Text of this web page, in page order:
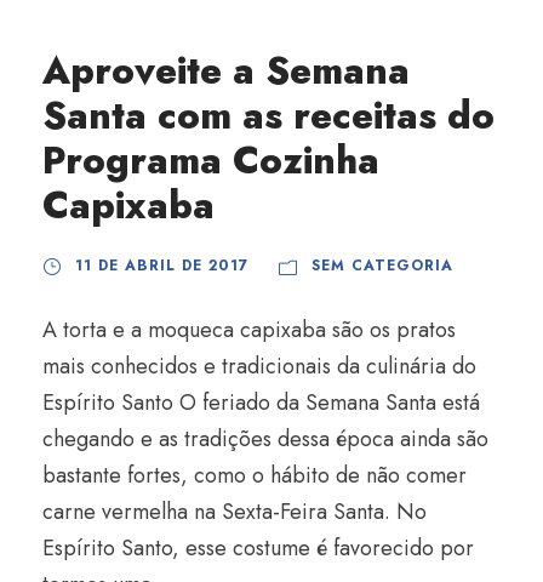
Aproveite a Semana
Santa com as receitas do
Programa Cozinha
Capixaba
11 DE ABRIL DE 2017 SEM CATEGORIA
A torta e a moqueca capixaba são os pratos
mais conhecidos e tradicionais da culinária do
Espírito Santo O feriado da Semana Santa está
chegando e as tradições dessa época ainda são
bastante fortes, como o hábito de não comer
carne vermelha na Sexta-Feira Santa. No
Espírito Santo, esse costume é favorecido por